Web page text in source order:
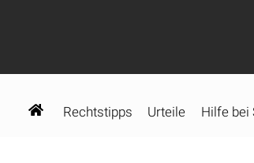
Rechtstipps Urteile Hilfe bei